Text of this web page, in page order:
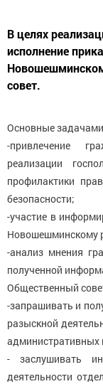
В целях
исполнение
совет.
Основные
-привлечение
реализации
профилактики
безопасности;
-участие в
Новошешминскому
-анализ мнения
полученной
Общественный
-запрашивать и
разыскной
административных
- заслушивать
деятельности